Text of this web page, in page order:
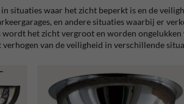
situaties waar het zicht beperkt is en de
en andere situaties waarbij er
het zicht vergroot en worden
van de veiligheid in verschillende